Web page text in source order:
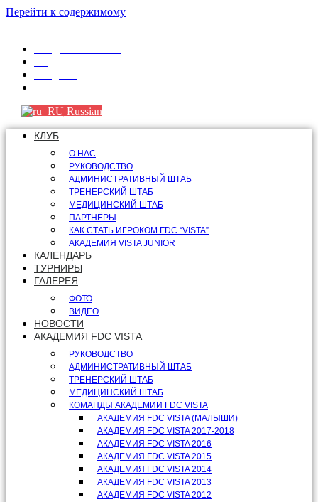
Перейти к содержимому
Russian
КЛУБ
О НАС
РУКОВОДСТВО
АДМИНИСТРАТИВНЫЙ ШТАБ
ТРЕНЕРСКИЙ ШТАБ
МЕДИЦИНСКИЙ ШТАБ
ПАРТНЁРЫ
КАК СТАТЬ ИГРОКОМ FDC “VISTA”
АКАДЕМИЯ VISTA JUNIOR
КАЛЕНДАРЬ
ТУРНИРЫ
ГАЛЕРЕЯ
ФОТО
ВИДЕО
НОВОСТИ
АКАДЕМИЯ FDC VISTA
РУКОВОДСТВО
АДМИНИСТРАТИВНЫЙ ШТАБ
ТРЕНЕРСКИЙ ШТАБ
МЕДИЦИНСКИЙ ШТАБ
КОМАНДЫ АКАДЕМИИ FDC VISTA
АКАДЕМИЯ FDC VISTA (МАЛЫШИ)
АКАДЕМИЯ FDC VISTA 2017-2018
АКАДЕМИЯ FDC VISTA 2016
АКАДЕМИЯ FDC VISTA 2015
АКАДЕМИЯ FDC VISTA 2014
АКАДЕМИЯ FDC VISTA 2013
АКАДЕМИЯ FDC VISTA 2012